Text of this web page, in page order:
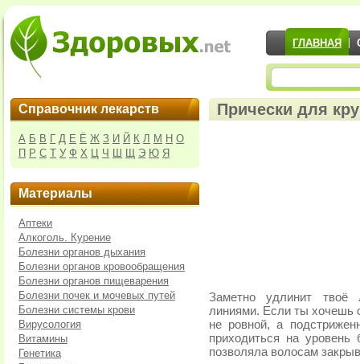
ГЛАВНАЯ
Справочник лекарств
А Б В Г Д Е Ё Ж З И Й К Л М Н О
П Р С Т У Ф Х Ц Ч Ш Щ Э Ю Я
Материалы
Аптеки
Алкоголь. Курение
Болезни органов дыхания
Болезни органов кровообращения
Болезни органов пищеварения
Болезни почек и мочевых путей
Болезни системы крови
Вирусология
Витамины
Генетика
Прически для
Заметно удлинит твоё
линиями. Если ты хочешь
не ровной, а
приходиться на
позволяла волосам